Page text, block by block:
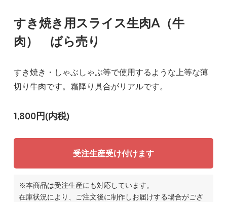
すき焼き用スライス生肉A（牛
肉） ばら売り
すき焼き・しゃぶしゃぶ等で使用するような上等な薄
切り牛肉です。霜降り具合がリアルです。
1,800円(内税)
受注生産受け付けます
※本商品は受注生産にも対応しています。
在庫状況により、ご注文後に制作しお届けする場合がござ